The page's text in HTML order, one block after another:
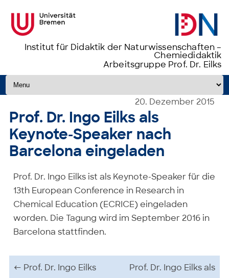
Institut für Didaktik der Naturwissenschaften –
Chemiedidaktik
Arbeitsgruppe Prof. Dr. Eilks
Zum Inhalt springen
20. Dezember 2015
Prof. Dr. Ingo Eilks als
Keynote-Speaker nach
Barcelona eingeladen
Prof. Dr. Ingo Eilks ist als Keynote-Speaker für die
13th European Conference in Research in
Chemical Education (ECRICE) eingeladen
worden. Die Tagung wird im September 2016 in
Barcelona stattfinden.
Beitrags-Navigation
← Prof. Dr. Ingo Eilks
Prof. Dr. Ingo Eilks als